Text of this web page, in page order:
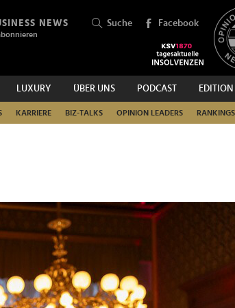
NEWS Suche Facebook
LUXURY ÜBER UNS PODCAST EDITION
KARRIERE BIZ-TALKS OPINION LEADERS RANKINGS
SUCHEN